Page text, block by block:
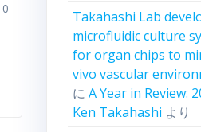
0
Takahashi Lab
microfluidic culture
for organ chips to
vivo vascular
にA Year in Review:
Ken Takahashi より